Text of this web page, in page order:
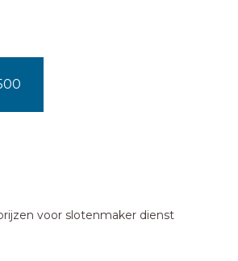
voor slotenmaker dienst